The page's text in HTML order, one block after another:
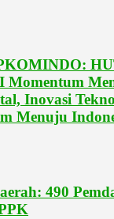
Momentum
Inovasi
Menuju
490